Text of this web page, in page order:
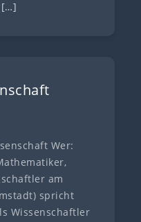
[…]
Wer:
am
spricht
Wissenschaftler